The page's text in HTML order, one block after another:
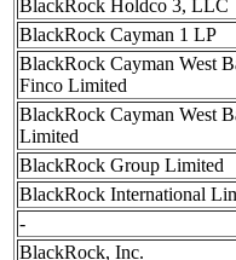
BlackRock Holdco 3, LLC
BlackRock Cayman 1 LP
BlackRock Cayman West
Finco Limited
BlackRock Cayman West
Limited
BlackRock Group Limited
BlackRock International
-
BlackRock, Inc.